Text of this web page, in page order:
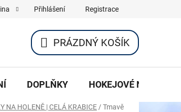
Přihlášení Registrace
NÁKUPNÍ
KOŠÍK
PRÁZDNÝ KOŠÍK
DOPLŇKY HOKEJOVÉ NOŽE
NA HOLENĚ | CELÁ KRABICE / Tmavě